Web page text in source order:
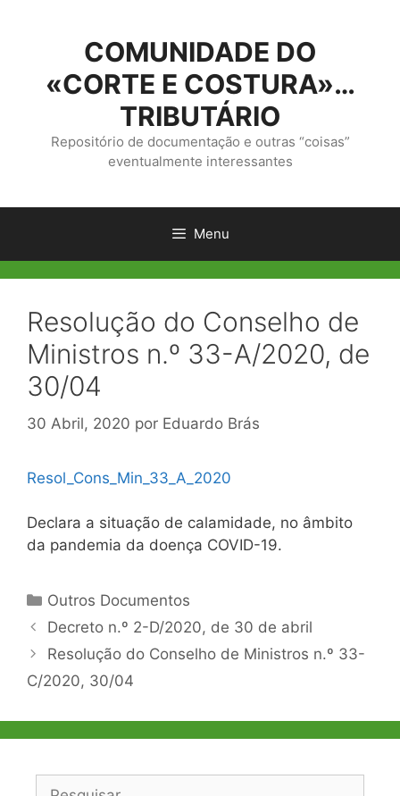
conteúdo
COMUNIDADE DO
«CORTE E COSTURA»…
TRIBUTÁRIO
Repositório de documentação e outras “coisas”
eventualmente interessantes
Menu
Resolução do Conselho de
Ministros n.º 33-A/2020, de
30/04
30 Abril, 2020 por Eduardo Brás
Resol_Cons_Min_33_A_2020
Declara a situação de calamidade, no âmbito
da pandemia da doença COVID-19.
Categorias
Outros Documentos
Navegação
de
Decreto n.º 2-D/2020, de 30 de abril
Resolução do Conselho de Ministros n.º 33-
C/2020, 30/04
Pesquisar